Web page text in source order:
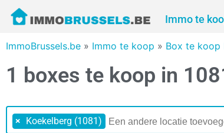
Immo te
ImmoBrussels.be » Immo te koop » Box te koop
1 boxes te koop in
× Koekelberg (1081)